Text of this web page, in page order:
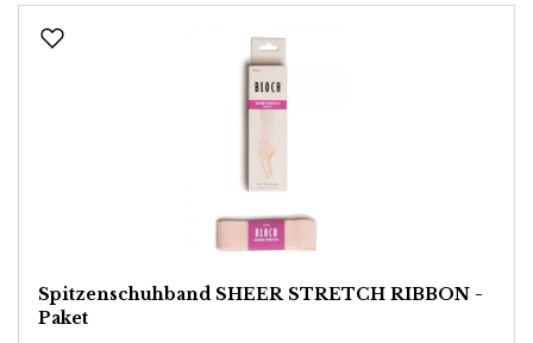
Spitzenschuhband SHEER STRETCH RIBBON -
Paket